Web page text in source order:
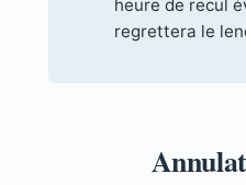
heure de recul
regrettera le